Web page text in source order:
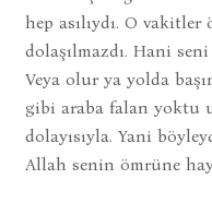
hep asılıydı. O
dolaşılmazdı. Hani seni
Veya olur ya yolda
gibi araba falan yoktu
dolayısıyla. Yani
Allah senin ömrüne